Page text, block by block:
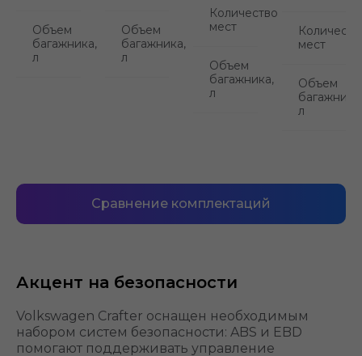
Объем
багажника,
л
Объем
багажника,
л
Количество
мест
Объем
багажника,
л
мест
Объем
багажника,
л
Сравнение комплектаций
Акцент на безопасности
Volkswagen Crafter оснащен необходимым
набором систем безопасности: ABS и EBD
помогают поддерживать управление